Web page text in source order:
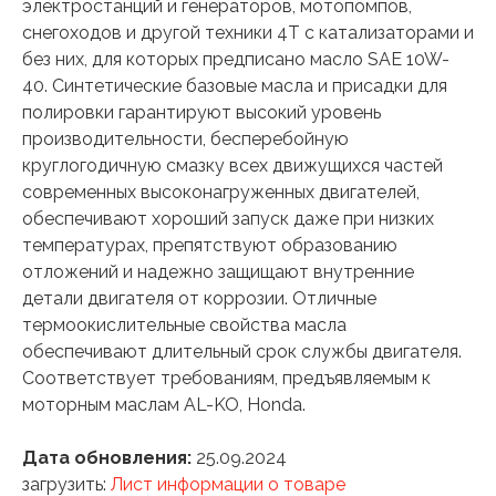
электростанций и генераторов, мотопомпов,
снегоходов и другой техники 4T с катализаторами и
без них, для которых предписано масло SAE 10W-
40. Синтетические базовые масла и присадки для
полировки гарантируют высокий уровень
производительности, бесперебойную
круглогодичную смазку всех движущихся частей
современных высоконагруженных двигателей,
обеспечивают хороший запуск даже при низких
температурах, препятствуют образованию
отложений и надежно защищают внутренние
детали двигателя от коррозии. Отличные
термоокислительные свойства масла
обеспечивают длительный срок службы двигателя.
Соответствует требованиям, предъявляемым к
моторным маслам AL-KO, Honda.
Дата обновления: 25.09.2024
загрузить: Лист информации о товаре